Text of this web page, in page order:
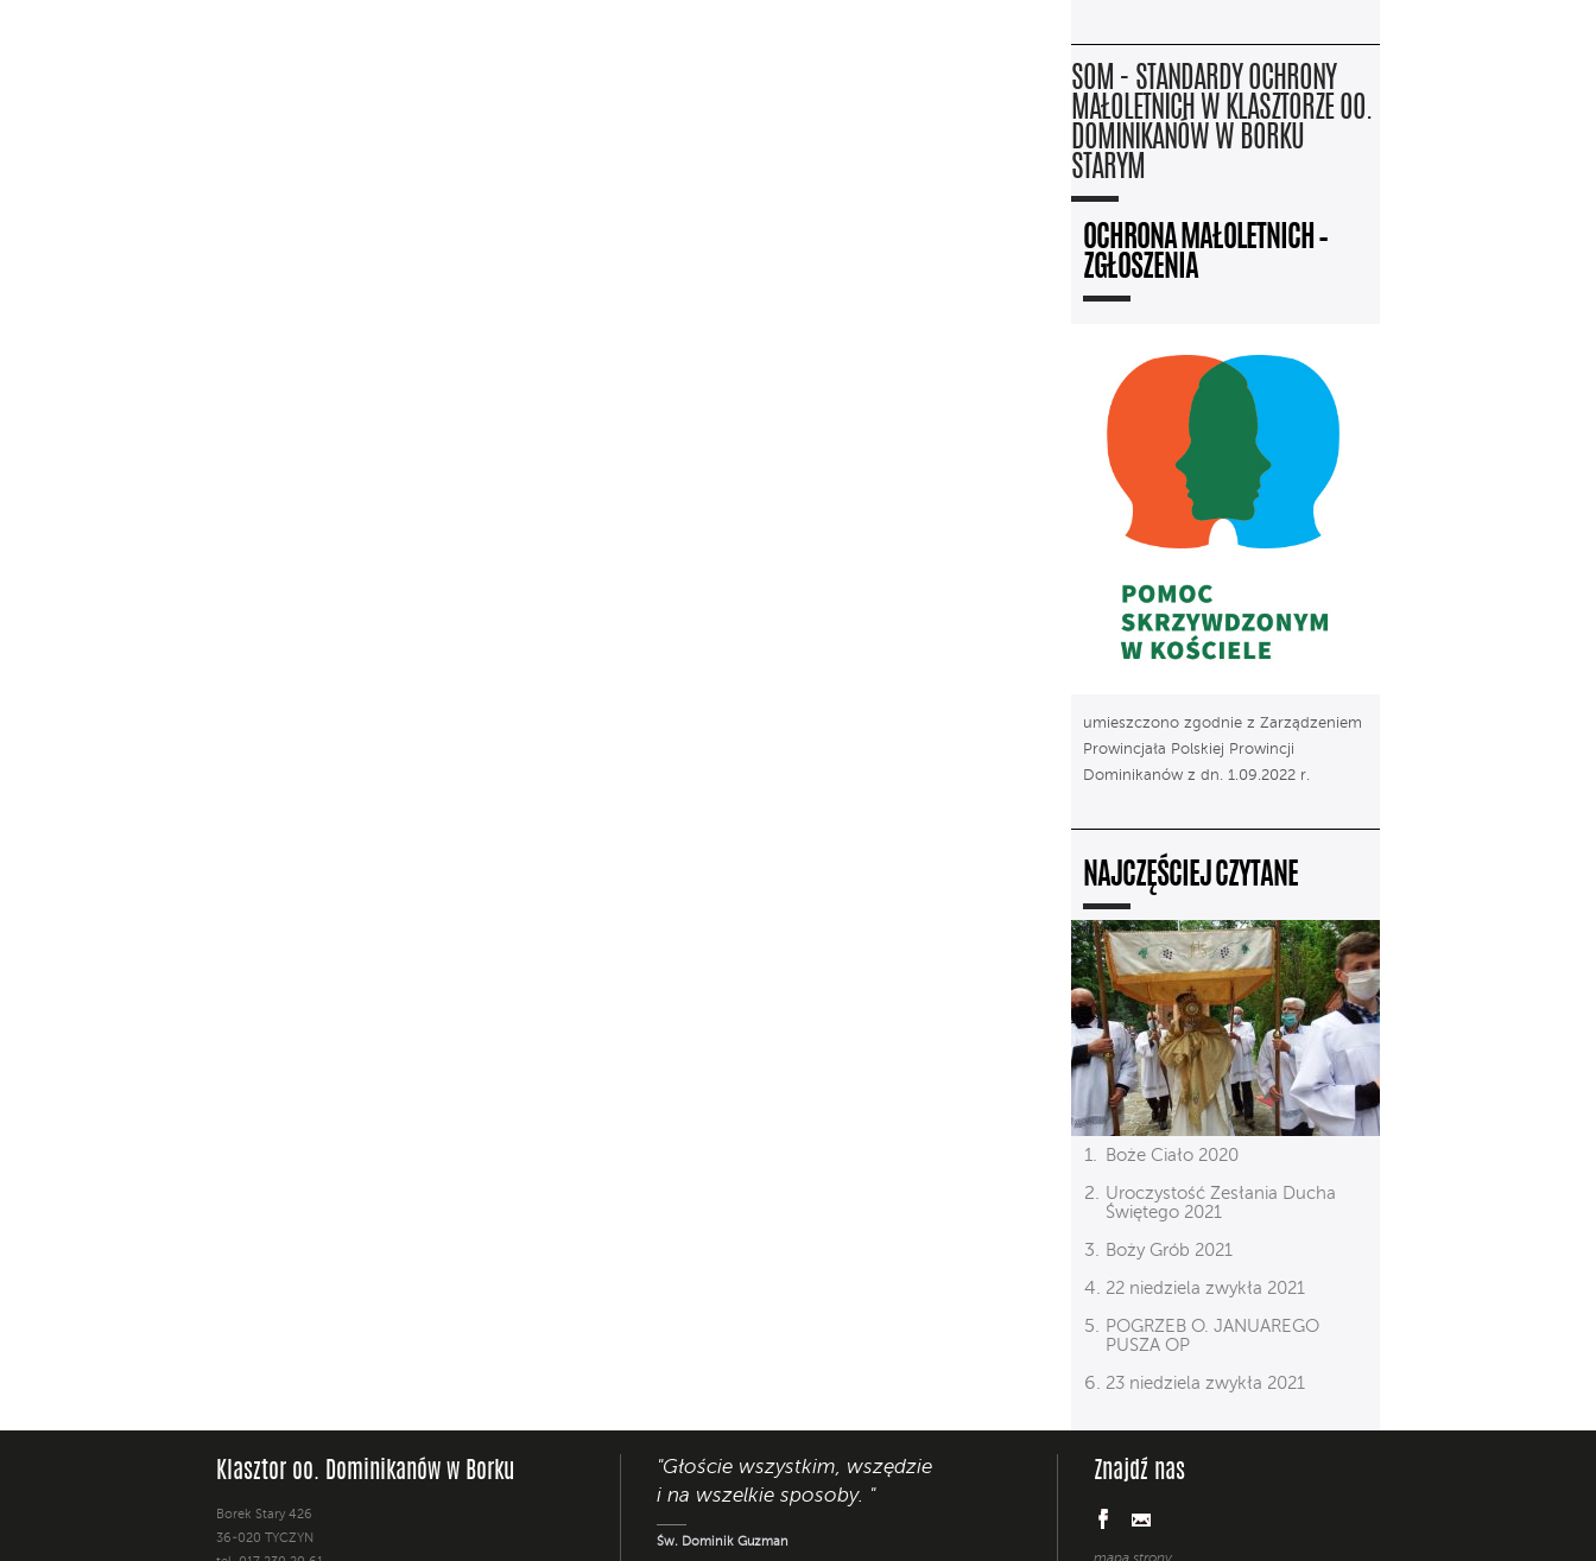
SOM - STANDARDY OCHRONY
MAŁOLETNICH W KLASZTORZE OO.
DOMINIKANÓW W BORKU
STARYM
OCHRONA MAŁOLETNICH –
ZGŁOSZENIA
umieszczono zgodnie z Zarządzeniem
Prowincjała Polskiej Prowincji
Dominikanów z dn. 1.09.2022 r.
NAJCZĘŚCIEJ CZYTANE
Boże Ciało 2020
Uroczystość Zesłania Ducha
Świętego 2021
Boży Grób 2021
22 niedziela zwykła 2021
POGRZEB O. JANUAREGO
PUSZA OP
23 niedziela zwykła 2021
Klasztor oo. Dominikanów w Borku
Borek Stary 426
36-020 TYCZYN
"Głoście wszystkim, wszędzie
i na wszelkie sposoby. "
Św. Dominik Guzman
Znajdź nas